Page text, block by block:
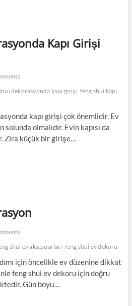
Kapı Girişi
dekorasyonda kapı girişi feng shui kapı
kapı girişi çok önemlidir. Ev
olmalıdır. Evin kapısı da
Zira küçük bir girişe…
shui ev aksesuarları feng shui ev dekoru
için öncelikle ev düzenine dikkat
feng shui ev dekoru için doğru
Gün boyu…